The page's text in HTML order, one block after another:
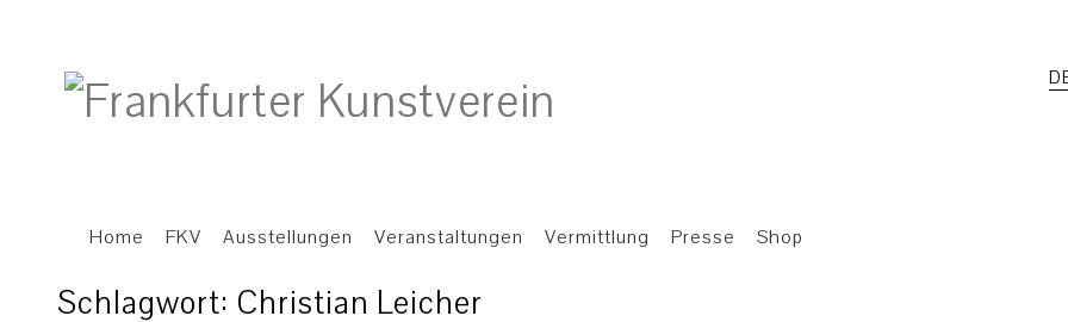
Home FKV Ausstellungen Veranstaltungen Vermittlung Presse Shop
Schlagwort: Christian Leicher